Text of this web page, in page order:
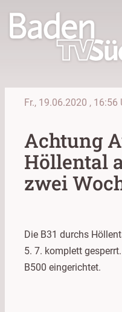
Fr., 19.06.2020 , 16:56
Achtung
Höllental
zwei
Die B31 durchs
5. 7. komplett
B500 eingerichtet.